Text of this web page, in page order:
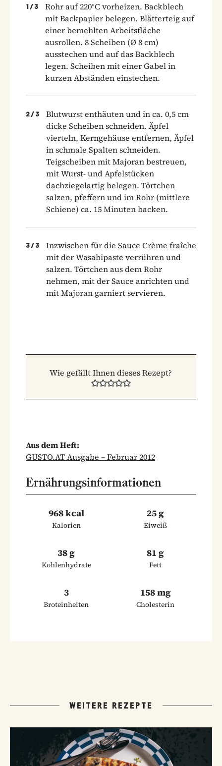
1 / 3
Rohr auf 220°C vorheizen. Backblech
mit Backpapier belegen. Blätterteig auf
einer bemehlten Arbeitsfläche
ausrollen. 8 Scheiben (Ø 8 cm)
ausstechen und auf das Backblech
legen. Scheiben mit einer Gabel in
kurzen Abständen einstechen.
2 / 3
Blutwurst enthäuten und in ca. 0,5 cm
dicke Scheiben schneiden. Äpfel
vierteln, Kerngehäuse entfernen, Äpfel
in schmale Spalten schneiden.
Teigscheiben mit Majoran bestreuen,
mit Wurst- und Apfelstücken
dachziegelartig belegen. Törtchen
salzen, pfeffern und im Rohr (mittlere
Schiene) ca. 15 Minuten backen.
3 / 3
Inzwischen für die Sauce Crème fraîche
mit der Wasabipaste verrühren und
salzen. Törtchen aus dem Rohr
nehmen, mit der Sauce anrichten und
mit Majoran garniert servieren.
Wie gefällt Ihnen dieses Rezept?
Aus dem Heft:
GUSTO.AT Ausgabe – Februar 2012
Ernährungsinformationen
968 kcal
Kalorien
25 g
Eiweiß
38 g
Kohlenhydrate
81 g
Fett
3
Broteinheiten
158 mg
Cholesterin
WEITERE REZEPTE